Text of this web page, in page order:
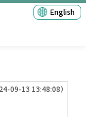
English
09-13 13:48:08）